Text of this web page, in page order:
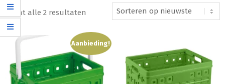
Toont alle 2 resultaten
Aanbieding!